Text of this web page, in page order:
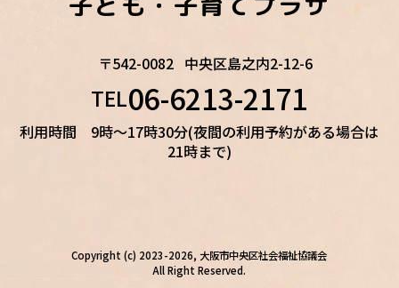
〒542-0082 中央区島之内2-12-6
TEL06-6213-2171
利用時間 9時～17時30分(夜間の利用予約がある場合は
21時まで)
Copyright (c) 2023-2026, 大阪市中央区社会福祉協議会
All Right Reserved.